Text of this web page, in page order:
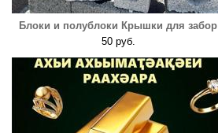
Блоки и полублоки Крышки для забор
50 руб.